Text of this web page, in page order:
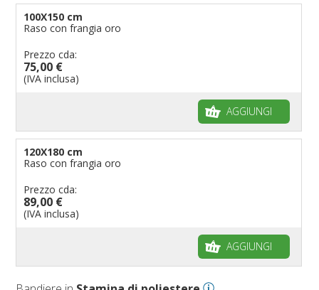
100X150 cm
Raso con frangia oro
Prezzo cda:
75,00 €
(IVA inclusa)
AGGIUNGI
120X180 cm
Raso con frangia oro
Prezzo cda:
89,00 €
(IVA inclusa)
AGGIUNGI